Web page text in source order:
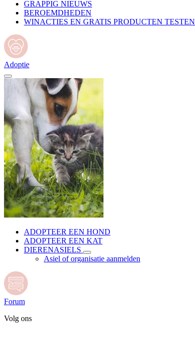
GRAPPIG NIEUWS
BEROEMDHEDEN
WINACTIES EN GRATIS PRODUCTEN TESTEN
Adoptie
ADOPTEER EEN HOND
ADOPTEER EEN KAT
DIERENASIELS
Asiel of organisatie aanmelden
Forum
Volg ons